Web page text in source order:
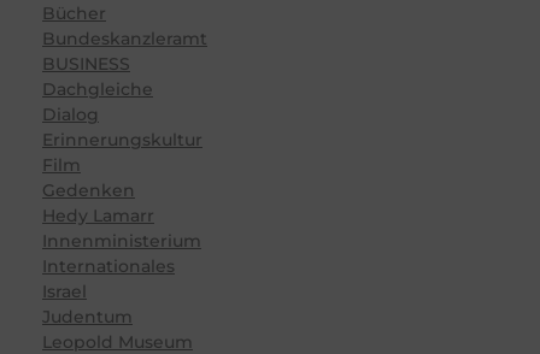
Bücher
Bundeskanzleramt
BUSINESS
Dachgleiche
Dialog
Erinnerungskultur
Film
Gedenken
Hedy Lamarr
Innenministerium
Internationales
Israel
Judentum
Leopold Museum